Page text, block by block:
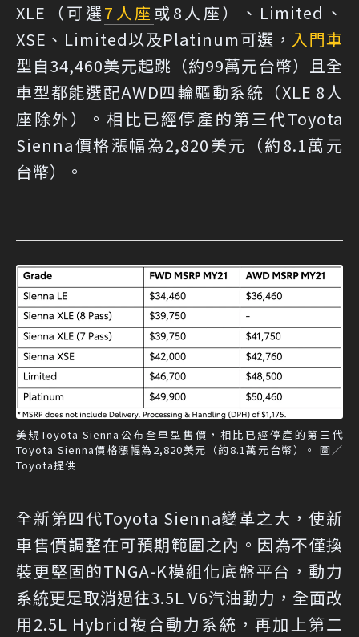
XLE（可選7人座 或8人座）、Limited、
XSE、Limited以及Platinum可選， 入門車
型自34,460美元起跳（約99萬元台幣）且全
車型都能選配AWD四輪驅動系統（XLE 8人
座除外）。相比已經停產的第三代Toyota
Sienna價格漲幅為2,820美元（約8.1萬元
台幣）。
美規Toyota Sienna公布全車型售價，相比已經停產的第三代
Toyota Sienna價格漲幅為2,820美元（約8.1萬元台幣）。 圖／
Toyota提供
全新第四代Toyota Sienna變革之大，使新
車售價調整在可預期範圍之內。因為不僅換
裝更堅固的TNGA-K模組化底盤平台，動力
系統更是取消過往3.5L V6汽油動力，全面改
用2.5L Hybrid複合動力系統，再加上第二